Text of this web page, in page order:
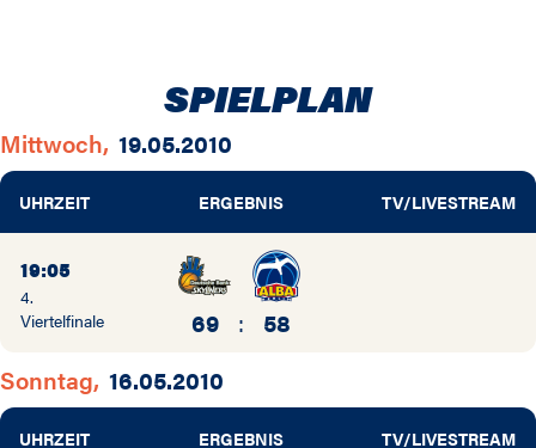
SPIELPLAN
Mittwoch, 19.05.2010
UHRZEIT ERGEBNIS TV/LIVESTREAM
19:05
4.
Viertelfinale
69 :
58
Sonntag, 16.05.2010
UHRZEIT ERGEBNIS TV/LIVESTREAM